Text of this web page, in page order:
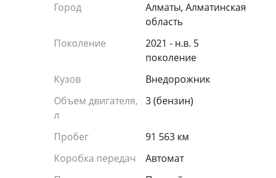
Город
Алматы, Алматинская
область
Поколение
2021 - н.в. 5
поколение
Кузов
Внедорожник
Объем двигателя,
л
3 (бензин)
Пробег
91 563 км
Коробка передач
Автомат